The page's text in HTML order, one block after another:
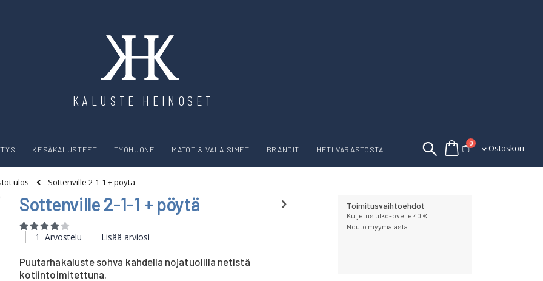
KALUSTE HEINOSET
Ostoskori
0tuotettaOstoskori
KESÄKALUSTEET TYÖHUONE MATOT & VALAISIMET BRÄNDIT HETI VARASTOSTA
ulos
Sottenville 2-1-1 + pöytä
Sottenville 2-1-1 + pöytä
Rating:
80
100
1 Arvostelu Lisää arviosi
Puutarhakaluste sohva kahdella nojatuolilla netistä
kotiintoimitettuna.
Toimitusvaihtoehdot
Kuljetus ulko-ovelle 40 €
Nouto myymälästä